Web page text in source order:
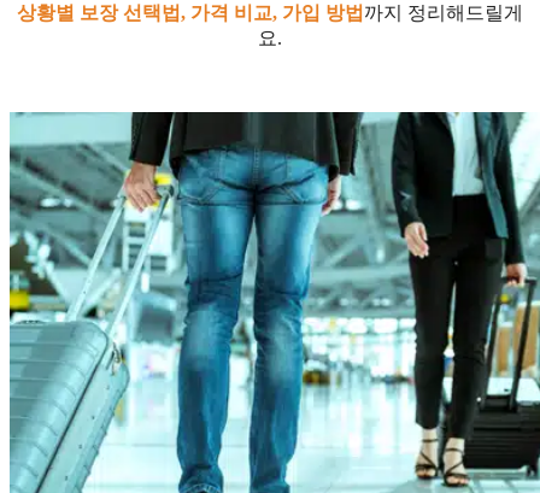
상황별 보장 선택법, 가격 비교, 가입 방법 까지 정리해드릴게
요.